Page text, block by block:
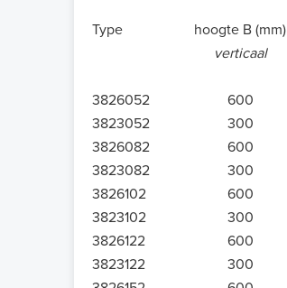
Type hoogte B (mm)
verticaal
3826052 600
3823052
300
3826082
600
3823082
300
3826102
600
3823102
300
3826122
600
3823122
300